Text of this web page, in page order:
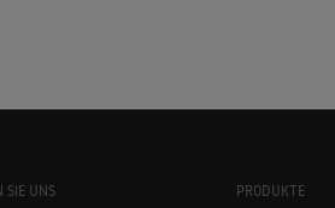
SIE UNS
PRODUKTE